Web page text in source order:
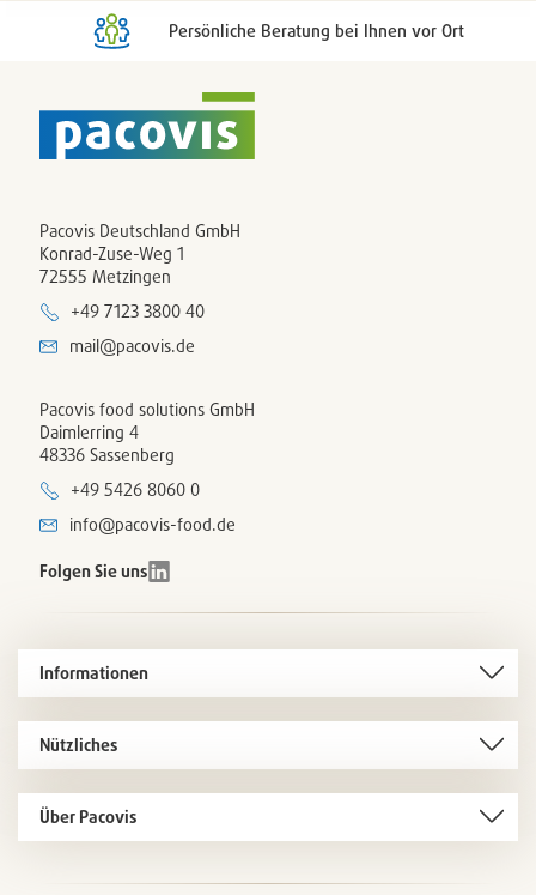
Persönliche Beratung bei Ihnen vor Ort
Pacovis Deutschland GmbH
Konrad-Zuse-Weg 1
72555 Metzingen
+49 7123 3800 40
mail@pacovis.de
Pacovis food solutions GmbH
Daimlerring 4
48336 Sassenberg
+49 5426 8060 0
info@pacovis-food.de
Folgen Sie uns
Informationen
Nützliches
Über Pacovis